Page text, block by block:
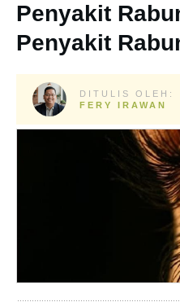
Penyakit
Penyakit
DITULIS OLEH:
FERY IRAWAN